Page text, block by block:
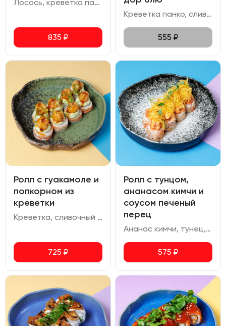
Лосось, креветка панко, сливочный сыр, клубника, соус терияки
835 ₽
Креветка панко, сливочный сыр, груша, руккола, соус унаги, сыр дор-блю, сахар тростниковый
555 ₽
Ролл с гуакамоле и
попкорном из
креветки
Креветка, сливочный сыр, огурец, омлет, гуакамоле, соус терияки, соус кимчи-юдзу
725 ₽
Ролл с тунцом,
ананасом кимчи и
соусом печеный
перец
Ананас кимчи, тунец, сливочный сыр, авокадо, омлет, соус печеный перец, картофель пай, шичими
575 ₽